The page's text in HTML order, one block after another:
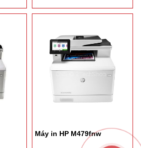
Máy in HP M479fnw